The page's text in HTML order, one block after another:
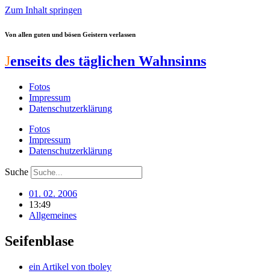
Zum Inhalt springen
Von allen guten und bösen Geistern verlassen
Jenseits des täglichen Wahnsinns
Fotos
Impressum
Datenschutzerklärung
Fotos
Impressum
Datenschutzerklärung
Suche
01. 02. 2006
13:49
Allgemeines
Seifenblase
ein Artikel von tboley